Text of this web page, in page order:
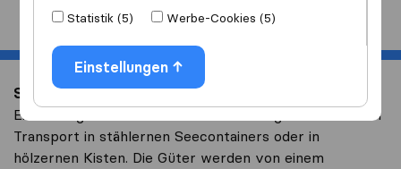
Statistik (5)
Werbe-Cookies (5)
Einstellungen
Start
Schiffs- oder Flugzeugtransport
Ein Umzug zwischen zwei Kontinenten geschieht durch
Transport in stählernen Seecontainers oder in
hölzernen Kisten. Die Güter werden von einem